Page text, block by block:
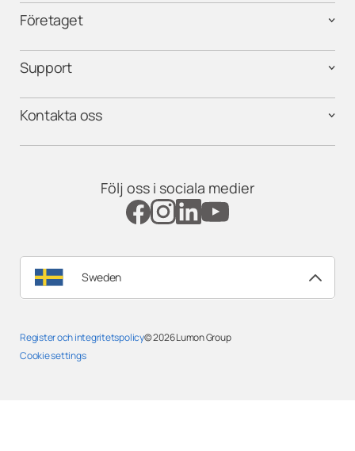
Företaget
Support
Kontakta oss
Följ oss i sociala medier
Sweden
Register och integritetspolicy
Cookie settings
© 2026Lumon Group